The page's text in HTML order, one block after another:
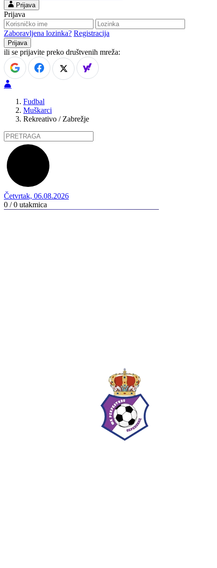
Prijava
Prijava
Zaboravljena lozinka? Registracija
ili se prijavite preko društvenih mreža:
Fudbal
Muškarci
Rekreativo / Zabrežje
Četvrtak, 06.08.2026
0 / 0 utakmica